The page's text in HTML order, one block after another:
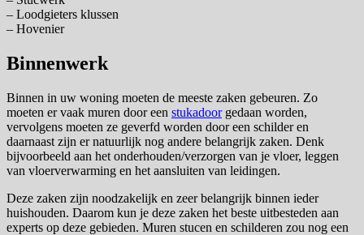
– Loodgieters klussen
– Hovenier
Binnenwerk
Binnen in uw woning moeten de meeste zaken gebeuren. Zo
moeten er vaak muren door een stukadoorgedaan worden,
vervolgens moeten ze geverfd worden door een schilder en
daarnaast zijn er natuurlijk nog andere belangrijk zaken. Denk
bijvoorbeeld aan het onderhouden/verzorgen van je vloer, leggen
van vloerverwarming en het aansluiten van leidingen.
Deze zaken zijn noodzakelijk en zeer belangrijk binnen ieder
huishouden. Daarom kun je deze zaken het beste uitbesteden aan
experts op deze gebieden. Muren stucen en schilderen zou nog een